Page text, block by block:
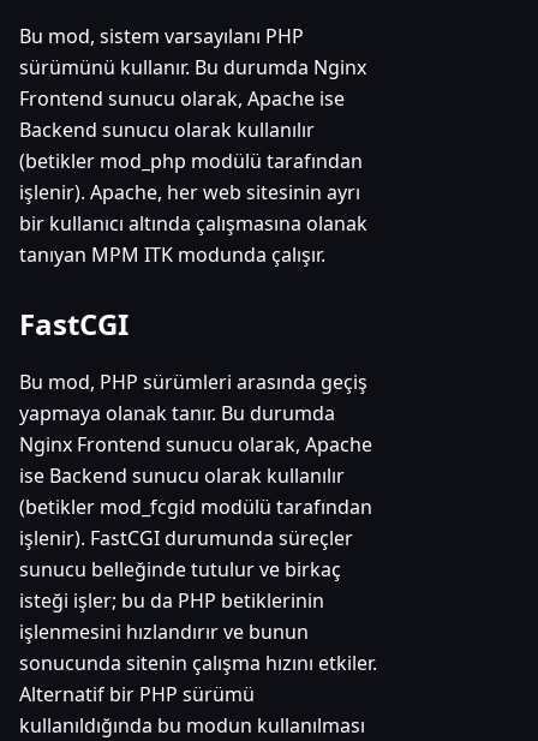
Bu mod, sistem varsayılanı PHP
sürümünü kullanır. Bu durumda Nginx
Frontend sunucu olarak, Apache ise
Backend sunucu olarak kullanılır
(betikler mod_php modülü tarafından
işlenir). Apache, her web sitesinin ayrı
bir kullanıcı altında çalışmasına olanak
tanıyan MPM ITK modunda çalışır.
FastCGI
Bu mod, PHP sürümleri arasında geçiş
yapmaya olanak tanır. Bu durumda
Nginx Frontend sunucu olarak, Apache
ise Backend sunucu olarak kullanılır
(betikler mod_fcgid modülü tarafından
işlenir). FastCGI durumunda süreçler
sunucu belleğinde tutulur ve birkaç
isteği işler; bu da PHP betiklerinin
işlenmesini hızlandırır ve bunun
sonucunda sitenin çalışma hızını etkiler.
Alternatif bir PHP sürümü
kullanıldığında bu modun kullanılması